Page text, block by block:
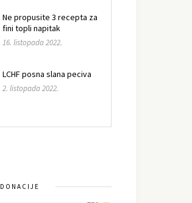
Ne propusite 3 recepta za
fini topli napitak
16. listopada 2022.
LCHF posna slana peciva
2. listopada 2022.
DONACIJE